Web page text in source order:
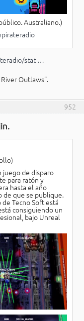
Australiano.)
stat …
Outlaws".
952
juego de disparo
para ratón y
hasta el año
de que se publique.
Tecno Soft está
consiguiendo un
bajo Unreal